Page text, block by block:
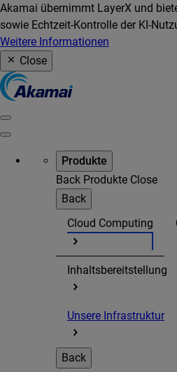
Akamai übernimmt LayerX und
sowie Echtzeit-Kontrolle der KI-
Weitere Informationen
Close
Produkte
Back Produkte Close
Back
Cloud Computing
Inhaltsbereitstellung
Unsere Infrastruktur
Back